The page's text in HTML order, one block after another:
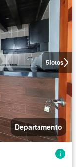
5fotos
Departamento